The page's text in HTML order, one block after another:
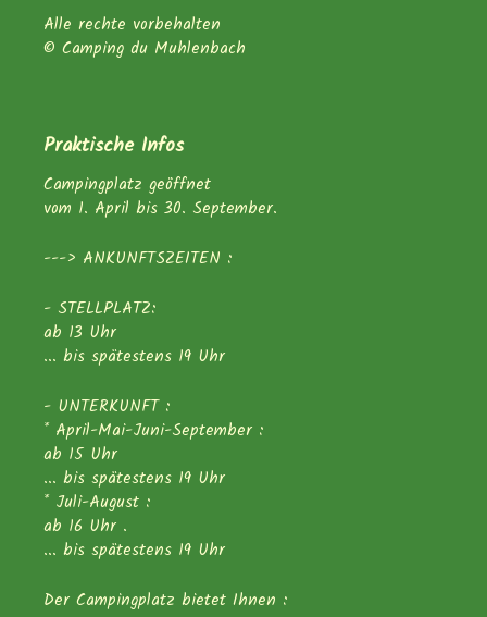
Alle rechte vorbehalten
© Camping du Muhlenbach
Praktische Infos
Campingplatz geöffnet
vom 1. April bis 30. September.
---> ANKUNFTSZEITEN :
- STELLPLATZ:
ab 13 Uhr
... bis spätestens 19 Uhr
- UNTERKUNFT :
* April-Mai-Juni-September :
ab 15 Uhr
... bis spätestens 19 Uhr
* Juli-August :
ab 16 Uhr .
... bis spätestens 19 Uhr
Der Campingplatz bietet Ihnen :